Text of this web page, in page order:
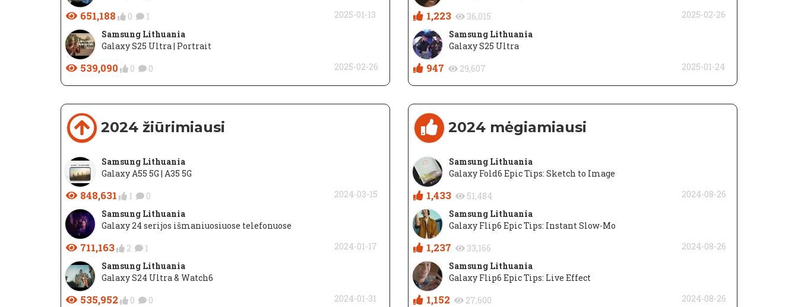
651,188 0 1
2025-01-13
Samsung Lithuania
Galaxy S25 Ultra | Portrait
539,090 0 0 2025-02-26
1,223 36,015
2025-02-26
Samsung Lithuania
Galaxy S25 Ultra
947 29,607 2025-01-24
2024 žiūrimiausi
Samsung Lithuania
Galaxy A55 5G | A35 5G
848,631 1 0
2024-03-15
Samsung Lithuania
Galaxy 24 serijos išmaniuosiuose telefonuose
711,163 2 1
2024-01-17
Samsung Lithuania
Galaxy S24 Ultra & Watch6
535,952 0 0 2024-01-31
2024 mėgiamiausi
Samsung Lithuania
Galaxy Fold6 Epic Tips: Sketch to Image
1,433 51,484
2024-08-26
Samsung Lithuania
Galaxy Flip6 Epic Tips: Instant Slow-Mo
1,237 33,166
2024-08-26
Samsung Lithuania
Galaxy Flip6 Epic Tips: Live Effect
1,152 27,600 2024-08-26